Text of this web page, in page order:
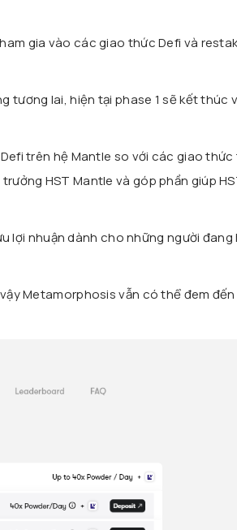
gia vào các giao thức Defi và
tương lai, hiện tại phase 1 sẽ kết thúc
trên hệ Mantle so với các giao thức
HST Mantle và góp phần giúp
lợi nhuận dành cho những người đang
Metamorphosis vẫn có thể đem